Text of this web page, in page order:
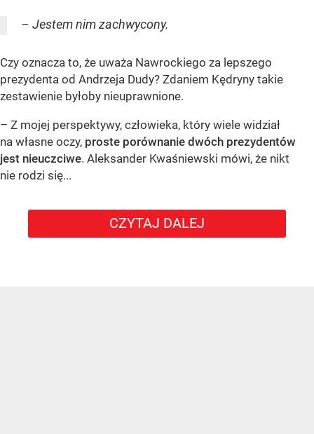
– Jestem nim zachwycony.
Czy oznacza to, że uważa Nawrockiego za lepszego
prezydenta od Andrzeja Dudy? Zdaniem Kędryny takie
zestawienie byłoby nieuprawnione.
– Z mojej perspektywy, człowieka, który wiele widział
na własne oczy, proste porównanie dwóch prezydentów
jest nieuczciwe. Aleksander Kwaśniewski mówi, że nikt
nie rodzi się...
CZYTAJ DALEJ